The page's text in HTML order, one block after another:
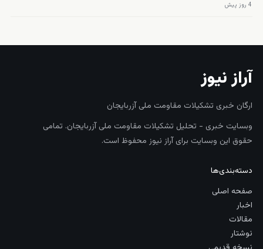
4 روز پیش
آراز نیوز
ارگان خبری تشکیلات مقاومت ملی آزربایجان
وبسایت خبری - تحلیل تشکیلات مقاومت ملی آزربایجان. تمامی
حقوق این وبسایت برای آراز نیوز محفوظ است.
دسته‌بندی‌ها
صفحه اصلی
اخبار
مقالات
نوشتار